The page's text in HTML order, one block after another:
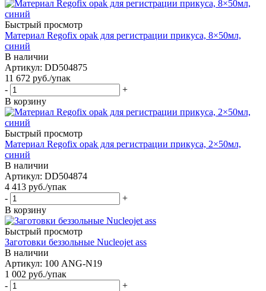
Быстрый просмотр
Материал Regofix opak для регистрации прикуса, 8×50мл,
синий
В наличии
Артикул: DD504875
11 672 руб./упак
-
+
В корзину
Быстрый просмотр
Материал Regofix opak для регистрации прикуса, 2×50мл,
синий
В наличии
Артикул: DD504874
4 413 руб./упак
-
+
В корзину
Быстрый просмотр
Заготовки беззольные Nucleojet ass
В наличии
Артикул: 100 ANG-N19
1 002 руб./упак
-
+